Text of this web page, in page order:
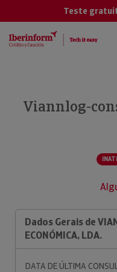
Teste
Viannlog-
Dados Gerais de
ECONÓMICA, LDA.
DATA DE ÚLTIMA